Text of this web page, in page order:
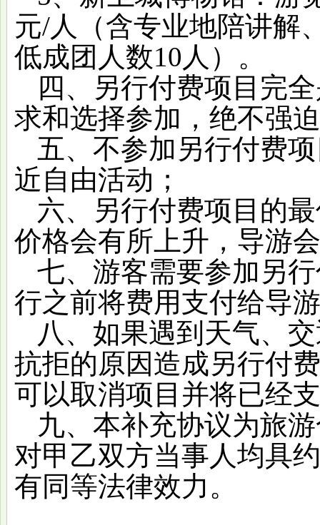
元/人（含专业地陪讲解
低成团人数10人）。
四、另行付费项目完
求和选择参加，绝不强
五、不参加另行付费
近自由活动；
六、另行付费项目的
价格会有所上升，导游
七、游客需要参加另
行之前将费用支付给导
八、如果遇到天气、
抗拒的原因造成另行付
可以取消项目并将已经
九、本补充协议为旅
对甲乙双方当事人均具
有同等法律效力。